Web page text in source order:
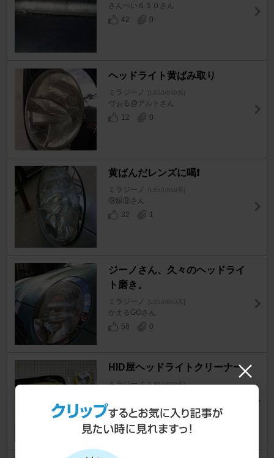
さんぺい６５０さん
42
0
ヘッドライト黄ばみ取り
ミラジーノ [L650/660系]
ヴぉる@アルトさん
12
0
黄ばんだレンズに喝❗
ミラジーノ [L650/660系]
⑨銀⑨さん
32
1
ジーノさん、久々のヘッドライ
ト磨き。
ミラジーノ [L650/660系]
かえるGOさん
58
0
HID屋ヘッドライトクリーナー
ミラジーノ [L650/660系]
5
0